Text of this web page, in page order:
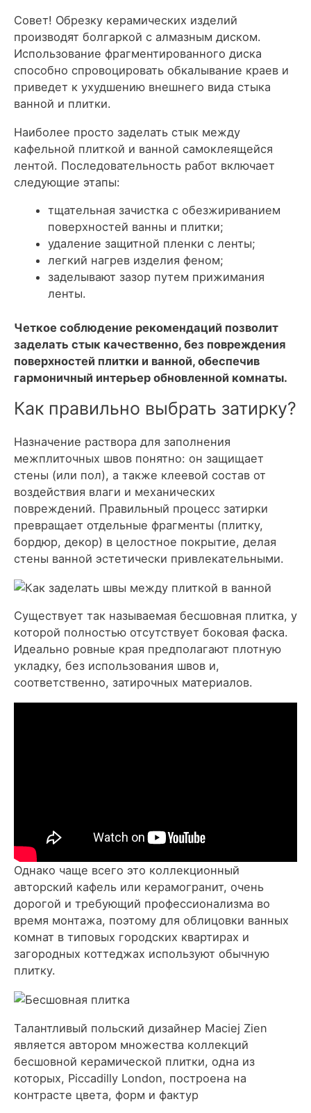
Совет! Обрезку керамических изделий
производят болгаркой с алмазным диском.
Использование фрагментированного диска
способно спровоцировать обкалывание краев и
приведет к ухудшению внешнего вида стыка
ванной и плитки.
Наиболее просто заделать стык между
кафельной плиткой и ванной самоклеящейся
лентой. Последовательность работ включает
следующие этапы:
тщательная зачистка с обезжириванием
поверхностей ванны и плитки;
удаление защитной пленки с ленты;
легкий нагрев изделия феном;
заделывают зазор путем прижимания
ленты.
Четкое соблюдение рекомендаций позволит
заделать стык качественно, без повреждения
поверхностей плитки и ванной, обеспечив
гармоничный интерьер обновленной комнаты.
Как правильно выбрать затирку?
Назначение раствора для заполнения
межплиточных швов понятно: он защищает
стены (или пол), а также клеевой состав от
воздействия влаги и механических
повреждений. Правильный процесс затирки
превращает отдельные фрагменты (плитку,
бордюр, декор) в целостное покрытие, делая
стены ванной эстетически привлекательными.
Существует так называемая бесшовная плитка, у
которой полностью отсутствует боковая фаска.
Идеально ровные края предполагают плотную
укладку, без использования швов и,
соответственно, затирочных материалов.
Однако чаще всего это коллекционный
авторский кафель или керамогранит, очень
дорогой и требующий профессионализма во
время монтажа, поэтому для облицовки ванных
комнат в типовых городских квартирах и
загородных коттеджах используют обычную
плитку.
Талантливый польский дизайнер Maciej Zien
является автором множества коллекций
бесшовной керамической плитки, одна из
которых, Piccadilly London, построена на
контрасте цвета, форм и фактур